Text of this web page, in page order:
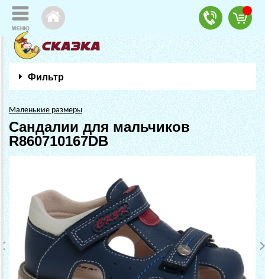
Фильтр
Маленькие размеры
Сандалии для мальчиков
R860710167DB